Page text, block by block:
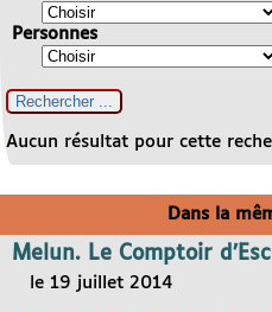
Personnes
Aucun résultat pour cette
Dans la
Melun. Le Comptoir
le 19 juillet 2014